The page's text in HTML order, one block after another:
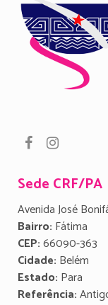
Sede CRF/PA
Avenida José
Bairro: Fátima
CEP:66090-363
Cidade: Belém
Estado: Para
Referência: